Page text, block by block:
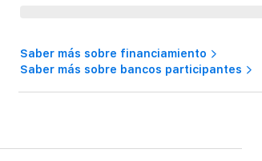
Saber más sobre financiamiento
Saber más sobre bancos participantes